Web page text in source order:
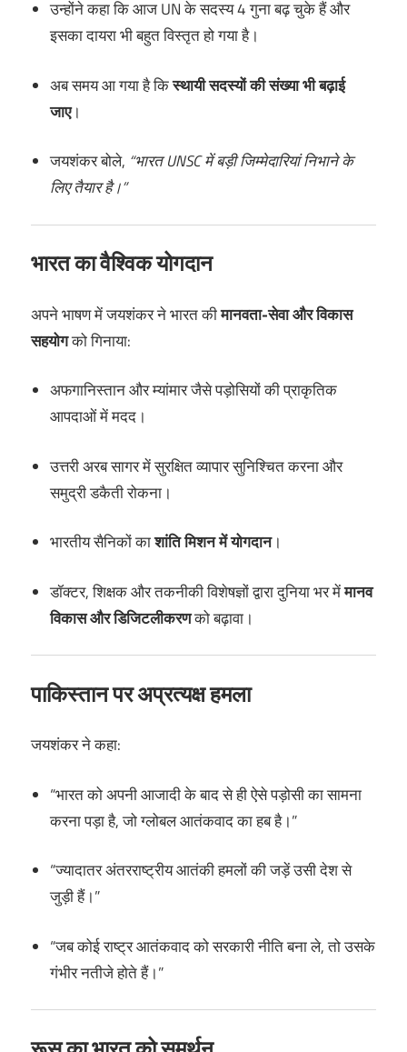
उन्होंने कहा कि आज UN के सदस्य 4 गुना बढ़ चुके हैं और
इसका दायरा भी बहुत विस्तृत हो गया है।
अब समय आ गया है किस्थायी सदस्यों की संख्या भी बढ़ाई
जाए।
जयशंकर बोले, “भारत UNSC में बड़ी जिम्मेदारियां निभाने के
लिए तैयार है।”
भारत का वैश्विक योगदान
अपने भाषण में जयशंकर ने भारत कीमानवता-सेवा और विकास
सहयोगको गिनाया:
अफगानिस्तान और म्यांमार जैसे पड़ोसियों की प्राकृतिक
आपदाओं में मदद।
उत्तरी अरब सागर में सुरक्षित व्यापार सुनिश्चित करना और
समुद्री डकैती रोकना।
भारतीय सैनिकों काशांति मिशन में योगदान।
डॉक्टर, शिक्षक और तकनीकी विशेषज्ञों द्वारा दुनिया भर मेंमानव
विकास और डिजिटलीकरणको बढ़ावा।
पाकिस्तान पर अप्रत्यक्ष हमला
जयशंकर ने कहा:
“भारत को अपनी आजादी के बाद से ही ऐसे पड़ोसी का सामना
करना पड़ा है, जो ग्लोबल आतंकवाद का हब है।”
“ज्यादातर अंतरराष्ट्रीय आतंकी हमलों की जड़ें उसी देश से
जुड़ी हैं।”
“जब कोई राष्ट्र आतंकवाद को सरकारी नीति बना ले, तो उसके
गंभीर नतीजे होते हैं।”